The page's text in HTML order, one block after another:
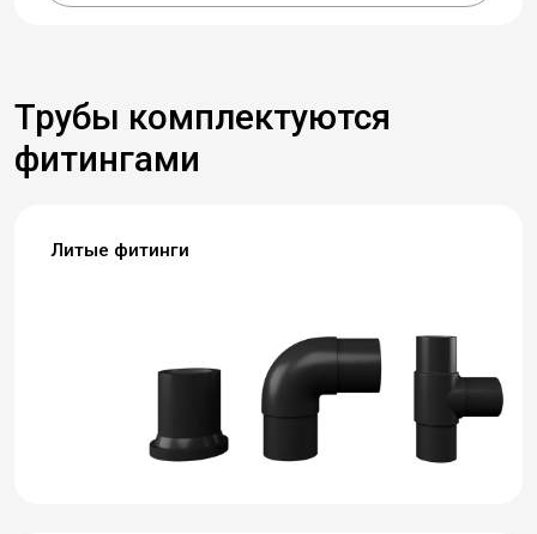
Трубы комплектуются
фитингами
Литые фитинги